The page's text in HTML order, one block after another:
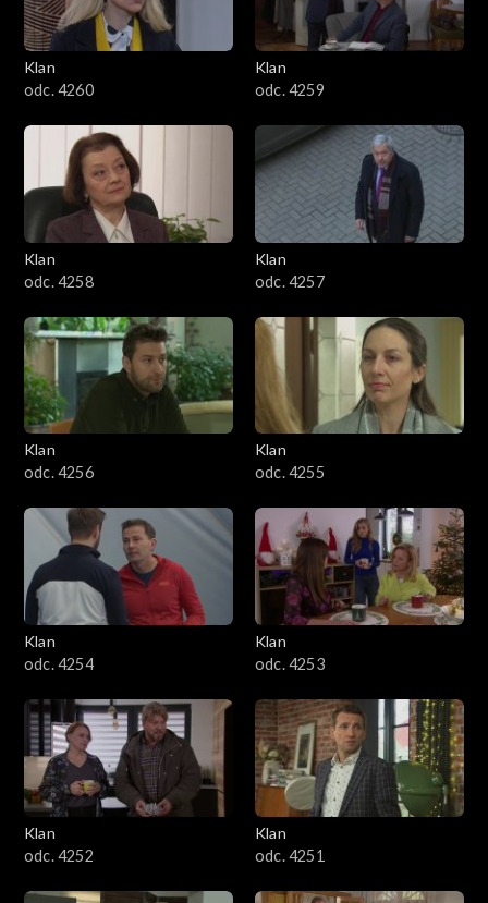
Klan
odc. 4260
Klan
odc. 4259
Klan
odc. 4258
Klan
odc. 4257
Klan
odc. 4256
Klan
odc. 4255
Klan
odc. 4254
Klan
odc. 4253
Klan
odc. 4252
Klan
odc. 4251